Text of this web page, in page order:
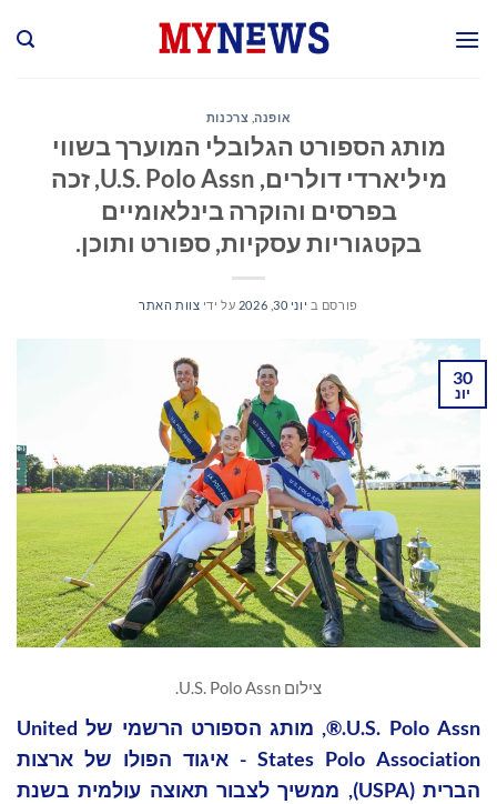
אופנה, צרכנות
מותג הספורט הגלובלי המוערך בשווי
מיליארדי דולרים, U.S. Polo Assn, זכה
בפרסים והוקרה בינלאומיים
בקטגוריות עסקיות, ספורט ותוכן.
פורסם ב יוני 30, 2026 על ידי צוות האתר
30
יונ
צילום U.S. Polo Assn.
U.S. Polo Assn.®, מותג הספורט הרשמי של United
States Polo Association - איגוד הפולו של ארצות
הברית (USPA), ממשיך לצבור תאוצה עולמית בשנת